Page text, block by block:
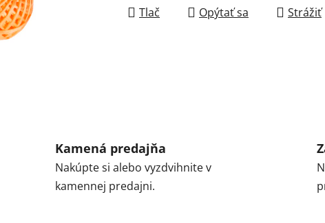
Tlač Opýtať sa Strážiť
Kamená predajňa
Nakúpte si alebo vyzdvihnite v
kamennej predajni.